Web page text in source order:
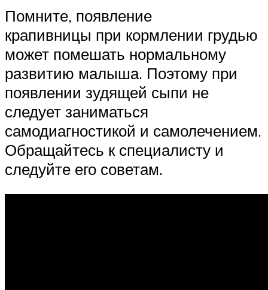
Помните, появление
крапивницы при кормлении грудью
может помешать нормальному
развитию малыша. Поэтому при
появлении зудящей сыпи не
следует заниматься
самодиагностикой и самолечением.
Обращайтесь к специалисту и
следуйте его советам.